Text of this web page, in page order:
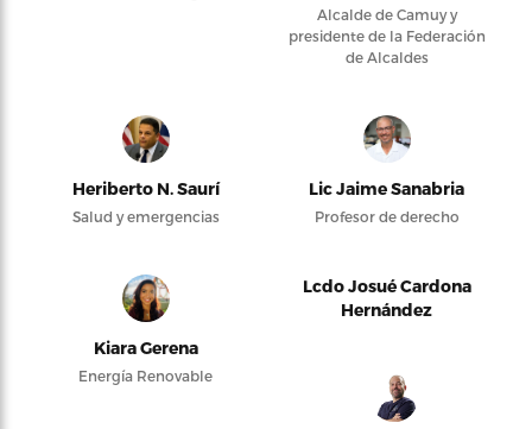
Alcalde de Camuy y
presidente de la Federación
de Alcaldes
Heriberto N. Saurí
Salud y emergencias
Lic Jaime Sanabria
Profesor de derecho
Kiara Gerena
Energía Renovable
Lcdo Josué Cardona
Hernández